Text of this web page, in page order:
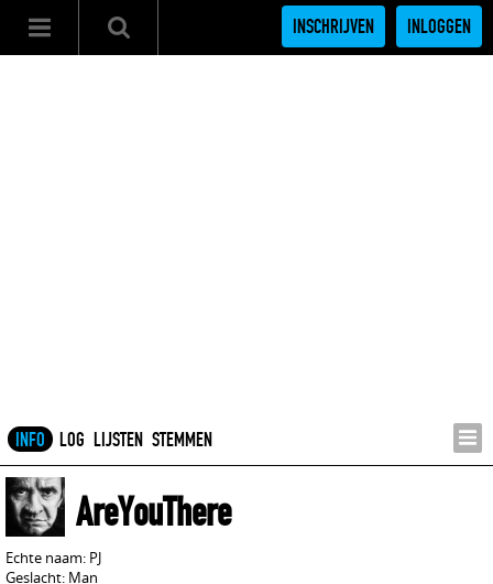
INSCHRIJVEN INLOGGEN
INFO LOG LIJSTEN STEMMEN
AreYouThere
Echte naam: PJ
Geslacht: Man